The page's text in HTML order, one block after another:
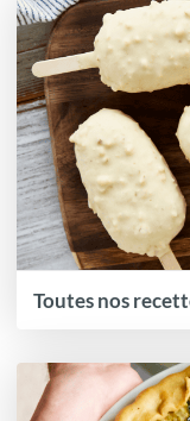
Toutes nos